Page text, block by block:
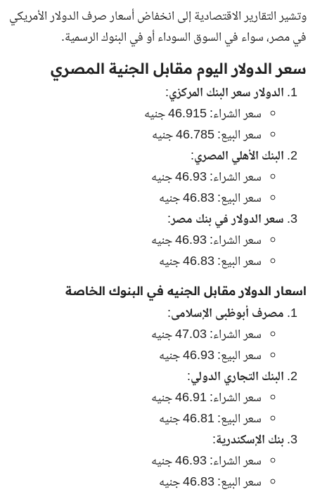
وتشير التقارير الاقتصادية إلى انخفاضأسعار صرف الدولار الأمريكي
في مصر، سواء في السوق السوداء أو في البنوك الرسمية.
سعر الدولار اليوم مقابل الجنية المصري
الدولار سعر البنك المركزي:
سعر الشراء: 46.915 جنيه
سعر البيع: 46.785 جنيه
البنك الأهلي المصري:
سعر الشراء: 46.93 جنيه
سعر البيع: 46.83 جنيه
سعر الدولار في بنك مصر:
سعر الشراء: 46.93 جنيه
سعر البيع: 46.83 جنيه
اسعار الدولار مقابل الجنيه في البنوك الخاصة
مصرف أبوظبى الإسلامى:
سعر الشراء: 47.03 جنيه
سعر البيع: 46.93 جنيه
البنك التجاري الدولي:
سعر الشراء: 46.91 جنيه
سعر البيع: 46.81 جنيه
بنك الإسكندرية:
سعر الشراء: 46.93 جنيه
سعر البيع: 46.83 جنيه